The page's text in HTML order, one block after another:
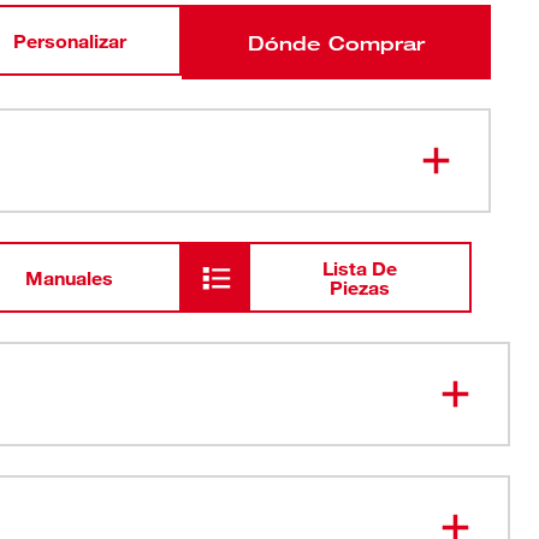
Personalizar Dónde Comprar
Manuales
Lista De
Piezas